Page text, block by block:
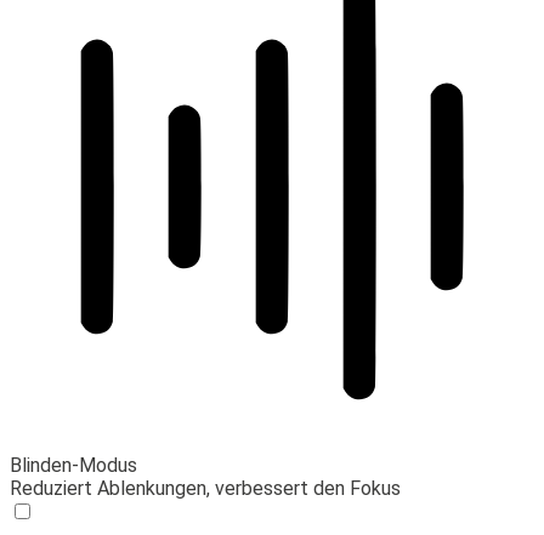
Blinden-Modus
Reduziert Ablenkungen, verbessert den Fokus